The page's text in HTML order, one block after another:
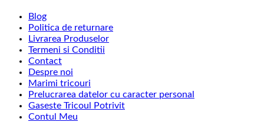
Blog
Politica de returnare
Livrarea Produselor
Termeni si Conditii
Contact
Despre noi
Marimi tricouri
Prelucrarea datelor cu caracter personal
Gaseste Tricoul Potrivit
Contul Meu